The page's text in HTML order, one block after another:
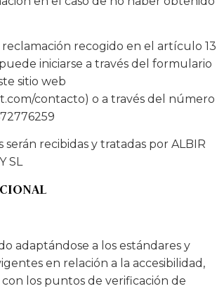
recogido en el artículo 13
puede iniciarse a través del formulario
sitio web
contacto) o a través del número
serán recibidas y tratadas por ALBIR
SL
adaptándose a los estándares y
en relación a la accesibilidad,
los puntos de verificación de